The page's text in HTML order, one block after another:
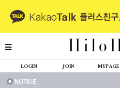
LOGIN JOIN MYPAGE
NOTICE